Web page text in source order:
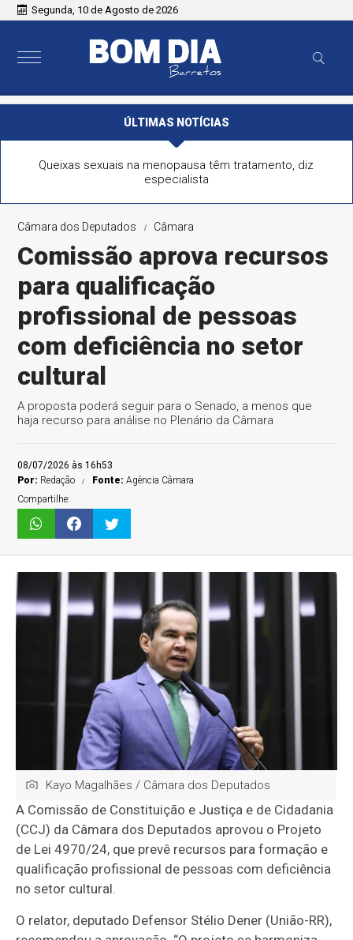
Segunda, 10 de Agosto de 2026
ÚLTIMAS NOTÍCIAS
Queixas sexuais na menopausa têm tratamento, diz
especialista
Câmara dos Deputados Câmara
Comissão aprova recursos
para qualificação
profissional de pessoas
com deficiência no setor
cultural
A proposta poderá seguir para o Senado, a menos que
haja recurso para análise no Plenário da Câmara
08/07/2026 às 16h53
Por: Redação Fonte:Agência Câmara
Compartilhe:
Kayo Magalhães / Câmara dos Deputados
A Comissão de Constituição e Justiça e de Cidadania
(CCJ) da Câmara dos Deputados aprovou o Projeto
de Lei 4970/24, que prevê recursos para formação e
qualificação profissional de pessoas com deficiência
no setor cultural.
O relator, deputado Defensor Stélio Dener (União-RR),